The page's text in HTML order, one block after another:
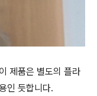
제품은 별도의 플라
인 듯합니다.